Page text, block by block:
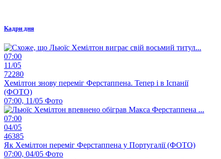
Кадри дня
07:00
11/05
72280
Хемілтон знову переміг Ферстаппена. Тепер і в Іспанії
(ФОТО)
07:00, 11/05 Фото
07:00
04/05
46385
Як Хемілтон переміг Ферстаппена у Португалії (ФОТО)
07:00, 04/05 Фото